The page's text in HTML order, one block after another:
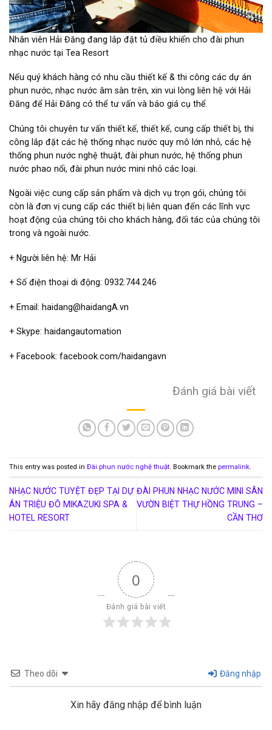
Nhân viên Hải Đăng đang lắp đặt tủ điều khiển cho đài phun
nhạc nước tại Tea Resort
Nếu quý khách hàng có nhu cầu thiết kế & thi công các dự án
phun nước, nhạc nước âm sàn trên, xin vui lòng liên hệ với Hải
Đăng để Hải Đăng có thể tư vấn và báo giá cụ thể.
Chúng tôi chuyên tư vấn thiết kế, thiết kế, cung cấp thiết bị, thi
công lắp đặt các hệ thống nhạc nước quy mô lớn nhỏ, các hệ
thống phun nước nghệ thuật, đài phun nước, hệ thống phun
nước phao nổi, đài phun nước mini nhỏ các loại.
Ngoài việc cung cấp sản phẩm và dịch vụ trọn gói, chúng tôi
còn là đơn vị cung cấp các thiết bị liên quan đến các lĩnh vực
hoạt động của chúng tôi cho khách hàng, đối tác của chúng tôi
trong và ngoài nước.
+ Người liên hệ: Mr Hải
+ Số điện thoại di động: 0932.744.246
+ Email: haidang@haidangA.vn
+ Skype: haidangautomation
+ Facebook: facebook.com/haidangavn
Đánh giá bài viết
This entry was posted in Đài phun nước nghệ thuật. Bookmark the permalink.
NHẠC NƯỚC TUYỆT ĐẸP TẠI DỰ
ÁN TRIỆU ĐÔ MIKAZUKI SPA &
HOTEL RESORT
ĐÀI PHUN NHẠC NƯỚC MINI SÂN
VƯỜN BIỆT THỰ HỒNG TRUNG –
CẦN THƠ
0
Đánh giá bài viết
Theo dõi Đăng nhập
Xin hãy đăng nhập để bình luận